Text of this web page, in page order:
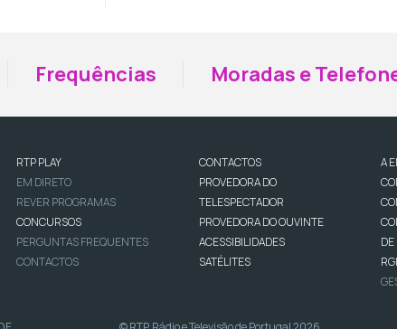
Frequências Moradas e
RTP PLAY
EM DIRETO
REVER PROGRAMAS
CONCURSOS
PERGUNTAS FREQUENTES
CONTACTOS
CONTACTOS
PROVEDORA DO
TELESPECTADOR
PROVEDORA DO OUVINTE
ACESSIBILIDADES
SATÉLITES
A